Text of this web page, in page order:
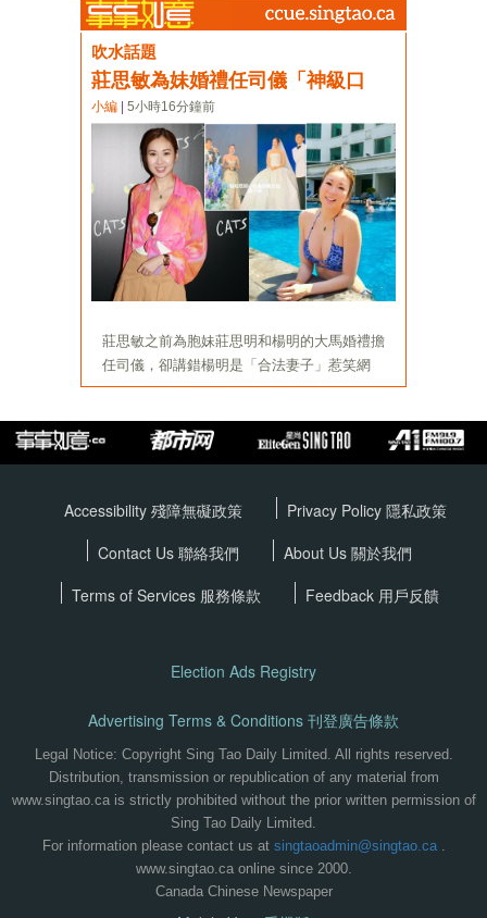
Accessibility 殘障無礙政策 Privacy Policy 隱私政策
Contact Us 聯絡我們
About Us 關於我們
Terms of Services 服務條款 Feedback 用戶反饋
Election Ads Registry
Advertising Terms & Conditions 刊登廣告條款
Legal Notice: Copyright Sing Tao Daily Limited. All rights reserved.
Distribution, transmission or republication of any material from
www.singtao.ca is strictly prohibited without the prior written permission of
Sing Tao Daily Limited.
For information please contact us at singtaoadmin@singtao.ca.
www.singtao.ca online since 2000.
Canada Chinese Newspaper